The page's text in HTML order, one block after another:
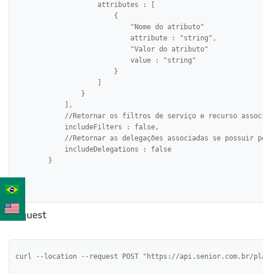
                    attributes : [
                        {
                            "Nome do atributo"
                            attribute : "string",
                            "Valor do atributo"
                            value : "string"
                        }
                }
            ],
//Retornar os filtros de serviço e recurso
            includeFilters : false,
//Retornar as delegações associadas se possuir
            includeDelegations : false
        }
Request
curl --location --request POST "https://